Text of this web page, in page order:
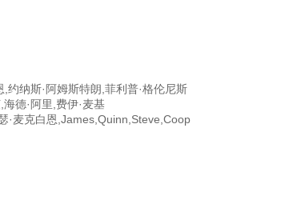
约纳斯·阿姆斯特朗,菲利普·格伦尼斯
德·阿里,费伊·麦基
·麦克白恩,James,Quinn,Steve,Coop